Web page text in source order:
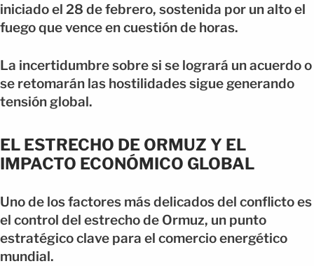
iniciado el 28 de febrero, sostenida por un alto el
fuego que vence en cuestión de horas.
La incertidumbre sobre si se logrará un acuerdo o
se retomarán las hostilidades sigue generando
tensión global.
EL ESTRECHO DE ORMUZ Y EL
IMPACTO ECONÓMICO GLOBAL
Uno de los factores más delicados del conflicto es
el control del estrecho de Ormuz, un punto
estratégico clave para el comercio energético
mundial.